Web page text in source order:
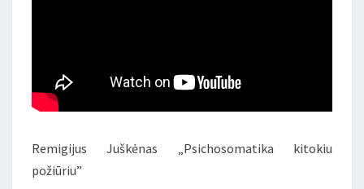
Remigijus Juškėnas „Psichosomatika kitokiu
požiūriu”